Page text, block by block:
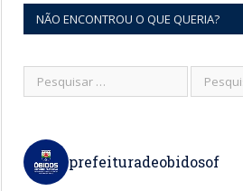
NÃO ENCONTROU O QUE QUERIA?
prefeituradeobidosof